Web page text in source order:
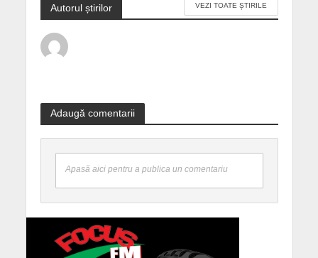
Autorul știrilor VEZI TOATE ȘTIRILE
Adaugă comentarii
Apasă aici pentru a publica un comentariu